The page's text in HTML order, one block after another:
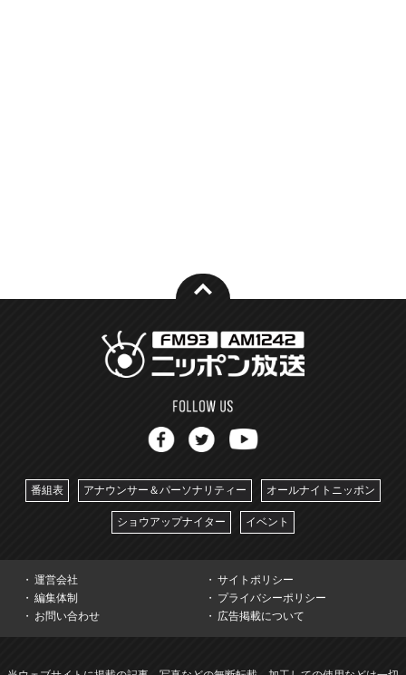
番組表 アナウンサー＆パーソナリティー オールナイトニッポン
ショウアップナイター イベント
運営会社
サイトポリシー
編集体制
プライバシーポリシー
お問い合わせ
広告掲載について